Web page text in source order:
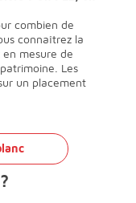
combien de
connaîtrez la
en mesure de
Les
un placement